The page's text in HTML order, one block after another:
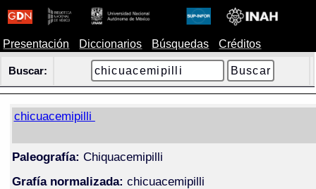
Presentación Diccionarios Búsquedas Créditos
Buscar:
chicuacemipilli
Paleografía: Chiquacemipilli
Grafía normalizada: chicuacemipilli